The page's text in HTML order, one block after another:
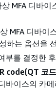
MFA 디바
MFA 디바이
하는 옵션을
부를 결정한
code(QT 코
바이스의 카